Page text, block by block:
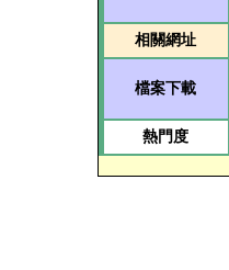
相關網址
檔案下載
熱門度